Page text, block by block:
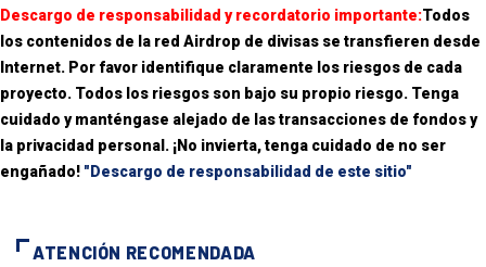
Descargo de responsabilidad y recordatorio importante:Todos
los contenidos de la red Airdrop de divisas se transfieren desde
Internet. Por favor identifique claramente los riesgos de cada
proyecto. Todos los riesgos son bajo su propio riesgo. Tenga
cuidado y manténgase alejado de las transacciones de fondos y
la privacidad personal. ¡No invierta, tenga cuidado de no ser
engañado! "Descargo de responsabilidad de este sitio"
ATENCIÓN RECOMENDADA